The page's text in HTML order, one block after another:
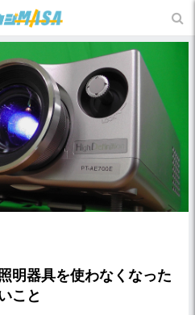
明器具を使わなくなった
こと